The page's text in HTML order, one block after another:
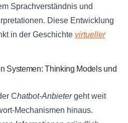
Sprachverständnis und
Diese Entwicklung
in der Geschichte virtueller
Systemen: Thinking Models und
Chatbot-Anbietergeht weit
Mechanismen hinaus.